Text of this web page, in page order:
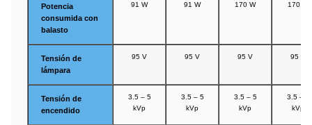
Potencia
consumida con
balasto
91 W 91 W 170 W 170 W
Tensión de
lámpara
95 V 95 V 95 V 95 V
Tensión de
encendido
3.5 – 5
kVp
3.5 – 5
kVp
3.5 – 5
kVp
3.5 – 5
kVp